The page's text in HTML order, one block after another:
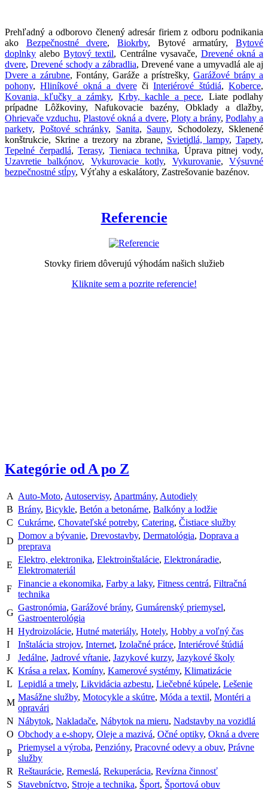
Prehľadný a odborovo členený adresár firiem z odboru podnikania
ako Bezpečnostné dvere,Biokrby, Bytové armatúry,Bytové
doplnky aleboBytový textil, Centrálne vysavače, Drevené okná a
dvere,Drevené schody a zábradlia, Drevené vane a umyvadlá ale aj
Dvere a zárubne, Fontány, Garáže a prístrešky,Garážové brány a
pohony,Hliníkové okná a dverečiInteriérové štúdiá, Koberce,
Kovania, kľučky a zámky, Krby, kachle a pece, Liate podlahy
prípadne Lôžkoviny, Nafukovacie bazény, Obklady a dlažby,
Ohrievače vzduchu,Plastové okná a dvere, Ploty a brány, Podlahy a
parkety, Poštové schránky, Sanita, Sauny, Schodolezy, Sklenené
konštrukcie, Skrine a trezory na zbrane, Svietidlá, lampy, Tapety,
Tepelné čerpadlá,Terasy, Tieniaca technika, Úprava pitnej vody,
Uzavretie balkónov, Vykurovacie kotly, Vykurovanie,Výsuvné
bezpečnostné stĺpy, Výťahy a eskalátory, Zastrešovanie bazénov.
Referencie
Stovky firiem dôverujú výhodám našich služieb
Kliknite sem a pozrite referencie!
Kategórie od A po Z
A Auto-Moto, Autoservisy, Apartmány, Autodiely
B Brány, Bicykle, Betón a betonárne, Balkóny a lodžie
C Cukrárne, Chovateľské potreby, Catering, Čistiace služby
D
Domov a bývanie, Drevostavby, Dermatológia, Doprava a
preprava
E
Elektro, elektronika, Elektroinštalácie, Elektronáradie,
Elektromateriál
F
Financie a ekonomika, Farby a laky, Fitness centrá, Filtračná
technika
G
Gastronómia, Garážové brány, Gumárenský priemysel,
Gastroenterológia
H Hydroizolácie, Hutné materiály, Hotely, Hobby a voľný čas
I
Inštalácia strojov, Internet, Izolačné práce, Interiérové štúdiá
J
Jedálne, Jadrové vŕtanie, Jazykové kurzy, Jazykové školy
K Krása a relax, Komíny, Kamerové systémy, Klimatizácie
L Lepidlá a tmely, Likvidácia azbestu, Liečebné kúpele, Lešenie
M
Masážne služby, Motocykle a skútre, Móda a textil, Montéri a
opravári
N Nábytok, Nakladače, Nábytok na mieru, Nadstavby na vozidlá
O Obchody a e-shopy, Oleje a mazivá, Očné optiky, Okná a dvere
P
Priemysel a výroba, Penzióny, Pracovné odevy a obuv, Právne
služby
R Reštaurácie, Remeslá, Rekuperácia, Revízna činnosť
S
Stavebníctvo, Stroje a technika, Šport, Športová obuv